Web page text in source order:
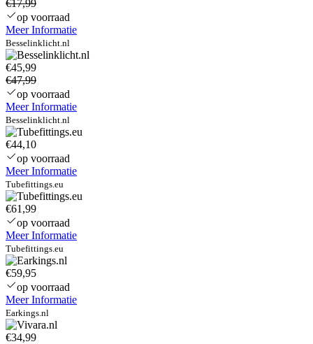
(120lm/W)
–
4000K
neutraal
wit
–
Incl.
opbouwframe
–
Flikkervrij
–
UGR22
–
5
jaar
garantie
€17,99
op voorraad
Meer Informatie
Besselinklicht.nl
€45,99
€47,99
op voorraad
Meer Informatie
Besselinklicht.nl
€44,10
op voorraad
Meer Informatie
Tubefittings.eu
€61,99
op voorraad
Meer Informatie
Tubefittings.eu
€59,95
op voorraad
Meer Informatie
Earkings.nl
€34,99